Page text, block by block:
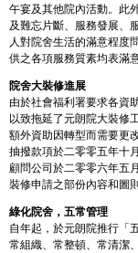
午宴及其他院內活動。此
及難忘片斷、服務發展、
人對院舍生活的滿意程度
供之各項服務質素均表滿意
院舍大裝修進展
由於社會福利署要求各資
以致拖延了元朗院大裝修
額外資助因轉型而需要更
抽撥款項於二零零五年十
顧問公司於二零零六年五
裝修申請之部份內容和圖
綠化院舍，五常管理
自年起，於元朗院推行「
常組織、常整頓、常清潔